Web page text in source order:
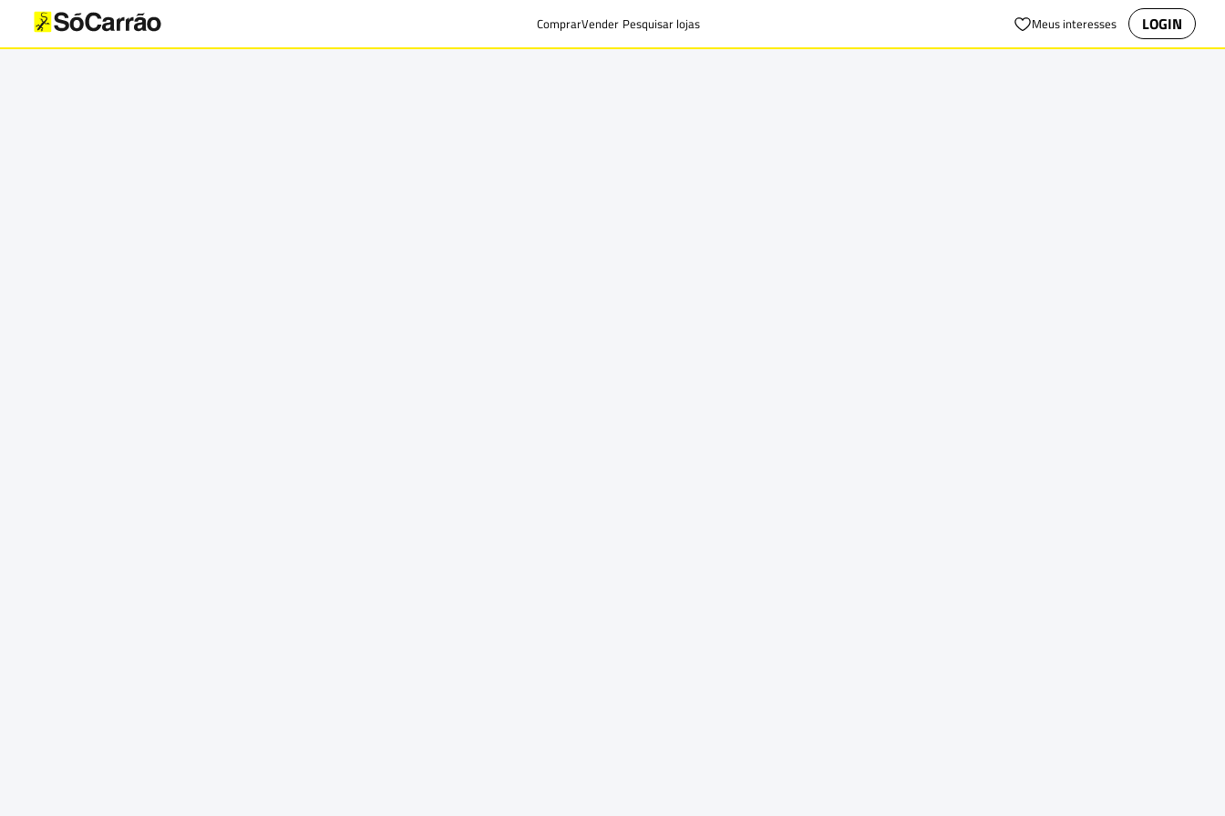
ComprarVender Pesquisar lojas Meus interesses LOGIN